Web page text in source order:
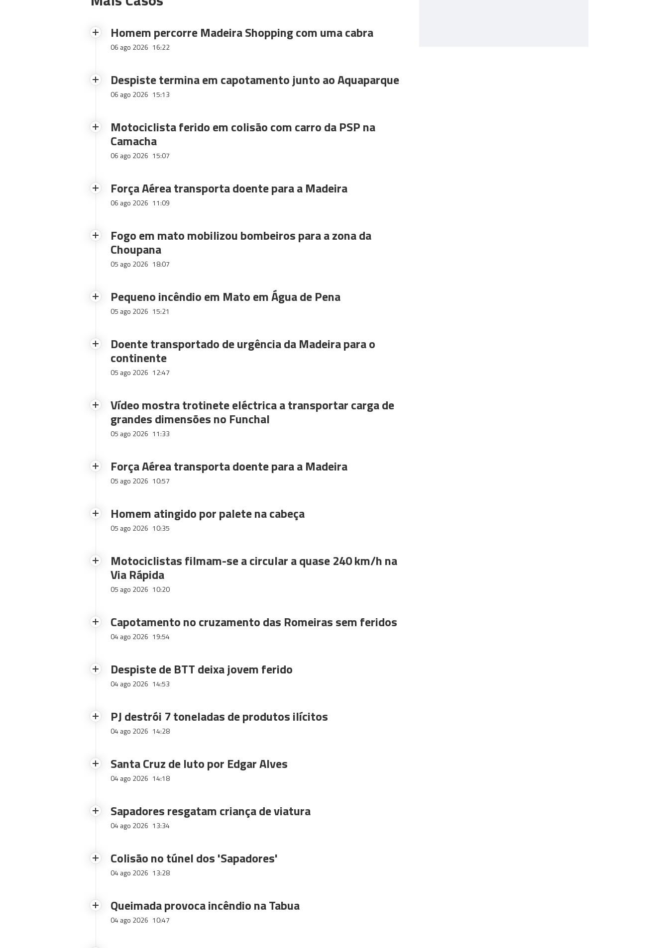
Homem percorre Madeira Shopping com uma cabra
06 ago 2026 16:22
Despiste termina em capotamento junto ao Aquaparque
06 ago 2026 15:13
Motociclista ferido em colisão com carro da PSP na
Camacha
06 ago 2026 15:07
Força Aérea transporta doente para a Madeira
06 ago 2026 11:09
Fogo em mato mobilizou bombeiros para a zona da
Choupana
05 ago 2026 18:07
Pequeno incêndio em Mato em Água de Pena
05 ago 2026 15:21
Doente transportado de urgência da Madeira para o
continente
05 ago 2026 12:47
Vídeo mostra trotinete eléctrica a transportar carga de
grandes dimensões no Funchal
05 ago 2026 11:33
Força Aérea transporta doente para a Madeira
05 ago 2026 10:57
Homem atingido por palete na cabeça
05 ago 2026 10:35
Motociclistas filmam-se a circular a quase 240 km/h na
Via Rápida
05 ago 2026 10:20
Capotamento no cruzamento das Romeiras sem feridos
04 ago 2026 19:54
Despiste de BTT deixa jovem ferido
04 ago 2026 14:53
PJ destrói 7 toneladas de produtos ilícitos
04 ago 2026 14:28
Santa Cruz de luto por Edgar Alves
04 ago 2026 14:18
Sapadores resgatam criança de viatura
04 ago 2026 13:34
Colisão no túnel dos 'Sapadores'
04 ago 2026 13:28
Queimada provoca incêndio na Tabua
04 ago 2026 10:47